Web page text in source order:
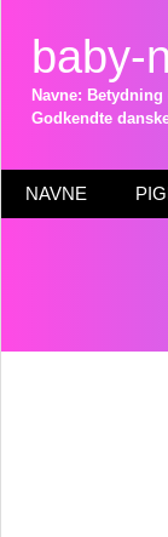
baby-
Navne:
Godkendte
NAVNE